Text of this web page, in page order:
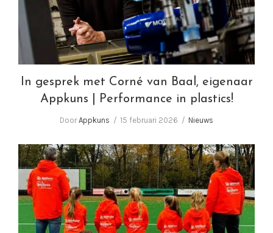
In gesprek met Corné van Baal, eigenaar
Appkuns | Performance in plastics!
DoorAppkuns 15 februari 2026 Nieuws
De kracht van sport!